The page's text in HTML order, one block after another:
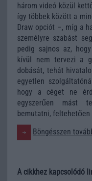
három videó közül
így többek között a
Draw opciót –, míg a
személyre szabást
pedig sajnos az,
kívül nem tervezi a
dobását, tehát
egyetlen
hogy a céget ne
egyszerűen mást
bemutatni, feltehetően
Böngésszen
A cikkhez kapcsolódó